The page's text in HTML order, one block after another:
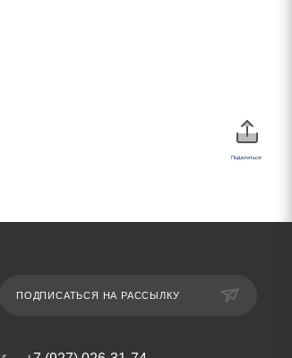
Поделиться:
ПОДПИСАТЬСЯ НА РАССЫЛКУ